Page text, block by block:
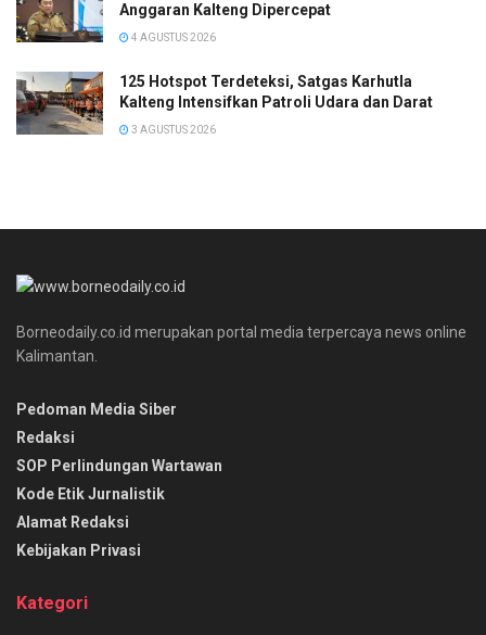
Anggaran Kalteng Dipercepat
4 AGUSTUS 2026
125 Hotspot Terdeteksi, Satgas Karhutla
Kalteng Intensifkan Patroli Udara dan Darat
3 AGUSTUS 2026
Borneodaily.co.id merupakan portal media terpercaya news online
Kalimantan.
Pedoman Media Siber
Redaksi
SOP Perlindungan Wartawan
Kode Etik Jurnalistik
Alamat Redaksi
Kebijakan Privasi
Kategori